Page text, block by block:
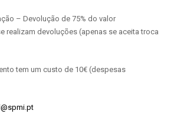
– Devolução de 75% do valor
realizam devoluções (apenas se aceita troca
tem um custo de 10€ (despesas